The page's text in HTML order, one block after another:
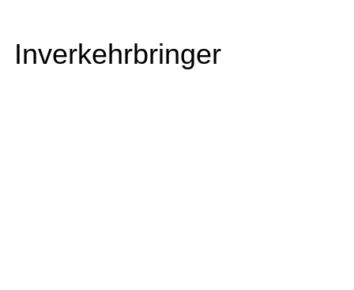
Inverkehrbringer